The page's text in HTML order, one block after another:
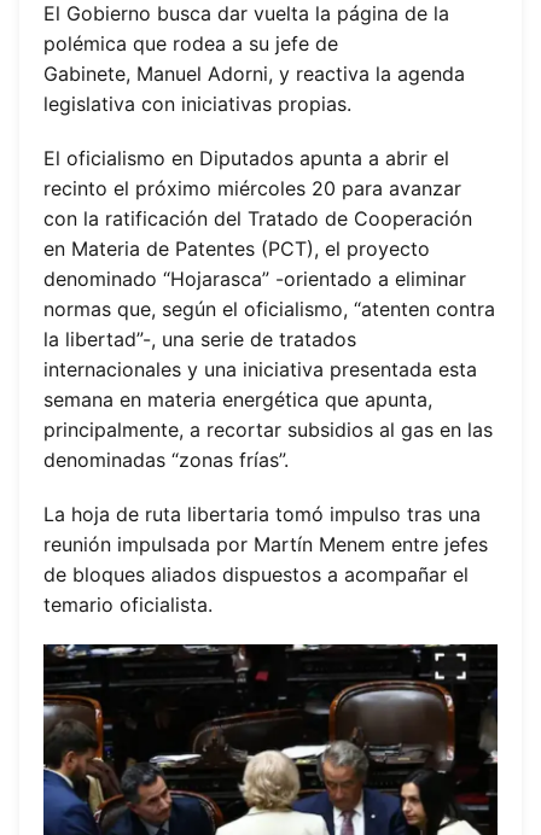
El Gobierno busca dar vuelta la página de la
polémica que rodea a su jefe de
Gabinete, Manuel Adorni, y reactiva la agenda
legislativa con iniciativas propias.
El oficialismo en Diputados apunta a abrir el
recinto el próximo miércoles 20 para avanzar
con la ratificación del Tratado de Cooperación
en Materia de Patentes (PCT), el proyecto
denominado “Hojarasca” -orientado a eliminar
normas que, según el oficialismo, “atenten contra
la libertad”-, una serie de tratados
internacionales y una iniciativa presentada esta
semana en materia energética que apunta,
principalmente, a recortar subsidios al gas en las
denominadas “zonas frías”.
La hoja de ruta libertaria tomó impulso tras una
reunión impulsada por Martín Menem entre jefes
de bloques aliados dispuestos a acompañar el
temario oficialista.